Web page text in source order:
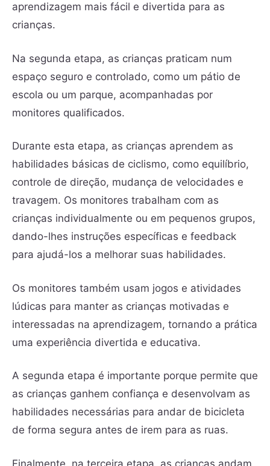
aprendizagem mais fácil e divertida para as
crianças.
Na segunda etapa, as crianças praticam num
espaço seguro e controlado, como um pátio de
escola ou um parque, acompanhadas por
monitores qualificados.
Durante esta etapa, as crianças aprendem as
habilidades básicas de ciclismo, como equilíbrio,
controle de direção, mudança de velocidades e
travagem. Os monitores trabalham com as
crianças individualmente ou em pequenos grupos,
dando-lhes instruções específicas e feedback
para ajudá-los a melhorar suas habilidades.
Os monitores também usam jogos e atividades
lúdicas para manter as crianças motivadas e
interessadas na aprendizagem, tornando a prática
uma experiência divertida e educativa.
A segunda etapa é importante porque permite que
as crianças ganhem confiança e desenvolvam as
habilidades necessárias para andar de bicicleta
de forma segura antes de irem para as ruas.
Finalmente, na terceira etapa, as crianças andam